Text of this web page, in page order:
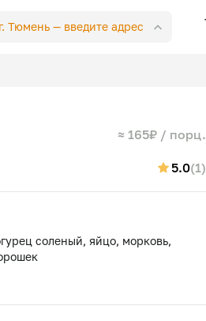
г. Тюмень — введите адрес
≈ 165₽ / порц.
5.0(1)
соленый, яйцо, морковь,